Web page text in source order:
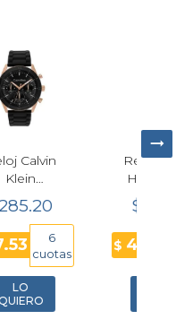
Reloj Tommy
Hilfiger Stewart
Café Hombre
$44.85
cuotas